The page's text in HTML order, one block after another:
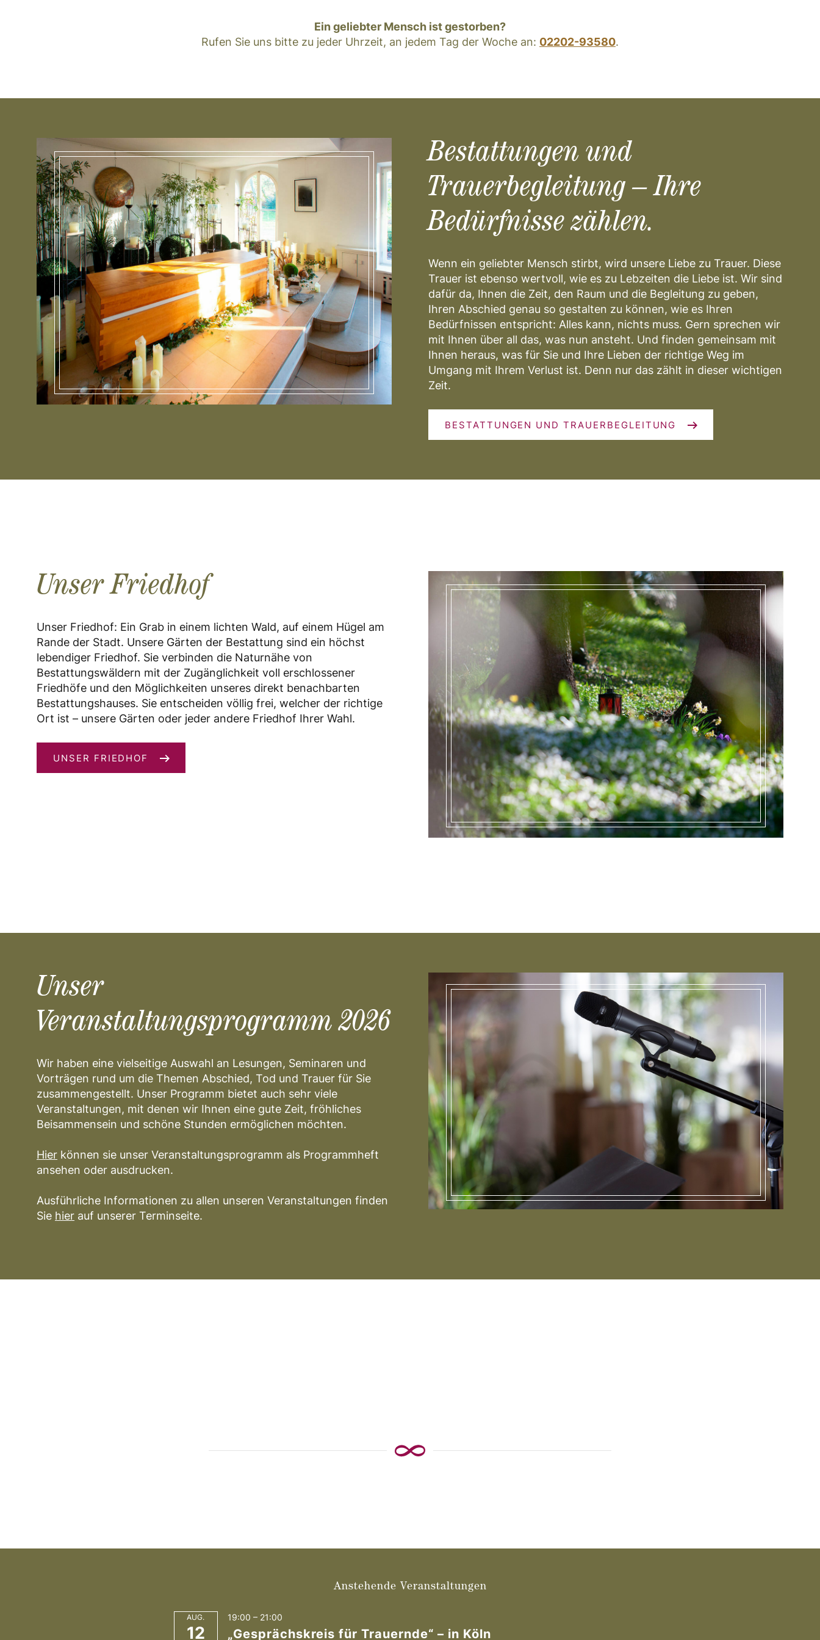
Ein geliebter Mensch ist gestorben?
Rufen Sie uns bitte zu jeder Uhrzeit, an jedem Tag der Woche an: 02202-93580.
Bestattungen und
Trauerbegleitung – Ihre
Bedürfnisse zählen.
Wenn ein geliebter Mensch stirbt, wird unsere Liebe zu Trauer. Diese
Trauer ist ebenso wertvoll, wie es zu Lebzeiten die Liebe ist. Wir sind
dafür da, Ihnen die Zeit, den Raum und die Begleitung zu geben,
Ihren Abschied genau so gestalten zu können, wie es Ihren
Bedürfnissen entspricht: Alles kann, nichts muss. Gern sprechen wir
mit Ihnen über all das, was nun ansteht. Und finden gemeinsam mit
Ihnen heraus, was für Sie und Ihre Lieben der richtige Weg im
Umgang mit Ihrem Verlust ist. Denn nur das zählt in dieser wichtigen
Zeit.
BESTATTUNGEN UND TRAUERBEGLEITUNG
Unser Friedhof
Unser Friedhof: Ein Grab in einem lichten Wald, auf einem Hügel am
Rande der Stadt. Unsere Gärten der Bestattung sind ein höchst
lebendiger Friedhof. Sie verbinden die Naturnähe von
Bestattungswäldern mit der Zugänglichkeit voll erschlossener
Friedhöfe und den Möglichkeiten unseres direkt benachbarten
Bestattungshauses. Sie entscheiden völlig frei, welcher der richtige
Ort ist – unsere Gärten oder jeder andere Friedhof Ihrer Wahl.
UNSER FRIEDHOF
Unser
Veranstaltungsprogramm 2026
Wir haben eine vielseitige Auswahl an Lesungen, Seminaren und
Vorträgen rund um die Themen Abschied, Tod und Trauer für Sie
zusammengestellt. Unser Programm bietet auch sehr viele
Veranstaltungen, mit denen wir Ihnen eine gute Zeit, fröhliches
Beisammensein und schöne Stunden ermöglichen möchten.
Hier können sie unser Veranstaltungsprogramm als Programmheft
ansehen oder ausdrucken.
Ausführliche Informationen zu allen unseren Veranstaltungen finden
Sie hier auf unserer Terminseite.
Anstehende Veranstaltungen
AUG.
12
19:00 – 21:00
„Gesprächskreis für Trauernde“ – in Köln